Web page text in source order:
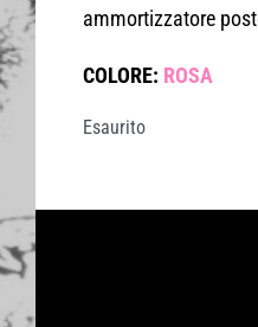
ammortizzatore
COLORE: ROSA
Esaurito